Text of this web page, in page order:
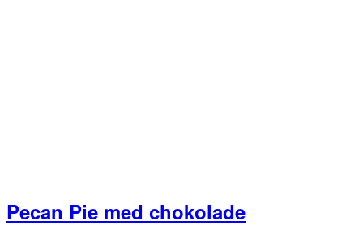
Pecan Pie med chokolade